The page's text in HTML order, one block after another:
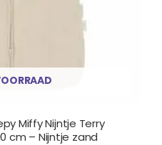
Miffy Nijntje Terry
cm – Nijntje zand